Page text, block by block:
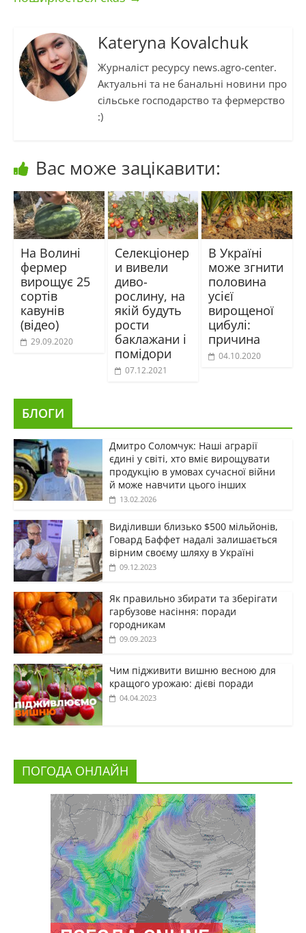
Kateryna Kovalchuk
Журналіст ресурсу news.agro-center.
Актуальні та не банальні новини про
сільське господарство та фермерство
:)
Вас може зацікавити:
На Волині
фермер
вирощує 25
сортів
кавунів
(відео)
29.09.2020
Селекціонер
и вивели
диво-
рослину, на
якій будуть
рости
баклажани і
помідори
07.12.2021
В Україні
може згнити
половина
усієї
вирощеної
цибулі:
причина
04.10.2020
БЛОГИ
Дмитро Соломчук: Наші аграрії
єдині у світі, хто вміє вирощувати
продукцію в умовах сучасної війни
й може навчити цього інших
13.02.2026
Виділивши близько $500 мільйонів,
Говард Баффет надалі залишається
вірним своєму шляху в Україні
09.12.2023
Як правильно збирати та зберігати
гарбузове насіння: поради
городникам
09.09.2023
Чим підживити вишню весною для
кращого урожаю: дієві поради
04.04.2023
ПОГОДА ОНЛАЙН